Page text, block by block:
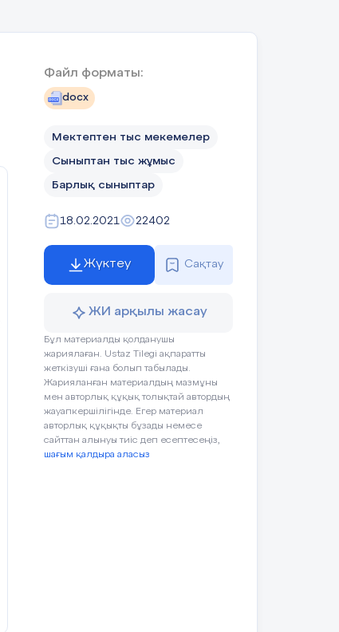
Файл форматы:
docx
Мектептен тыс мекемелер
Сыныптан тыс жұмыс
Барлық сыныптар
18.02.2021 22402
Жүктеу Сақтау
ЖИ арқылы жасау
Бұл материалды қолданушы
жариялаған. Ustaz Tilegi ақпаратты
жеткізуші ғана болып табылады.
Жарияланған материалдың мазмұны
мен авторлық құқық толықтай автордың
жауапкершілігінде. Егер материал
авторлық құқықты бұзады немесе
сайттан алынуы тиіс деп есептесеңіз,
шағым қалдыра аласыз